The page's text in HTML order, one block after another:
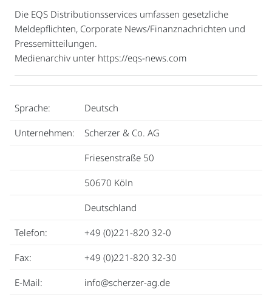
Die EQS Distributionsservices umfassen gesetzliche
Meldepflichten, Corporate News/Finanznachrichten und
Pressemitteilungen.
Medienarchiv unter https://eqs-news.com
Sprache: Deutsch
Unternehmen: Scherzer & Co. AG
Friesenstraße 50
50670 Köln
Deutschland
Telefon: +49 (0)221-820 32-0
Fax: +49 (0)221-820 32-30
E-Mail: info@scherzer-ag.de